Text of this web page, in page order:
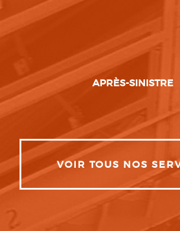
APRÈS-SINISTRE
VOIR TOUS NOS